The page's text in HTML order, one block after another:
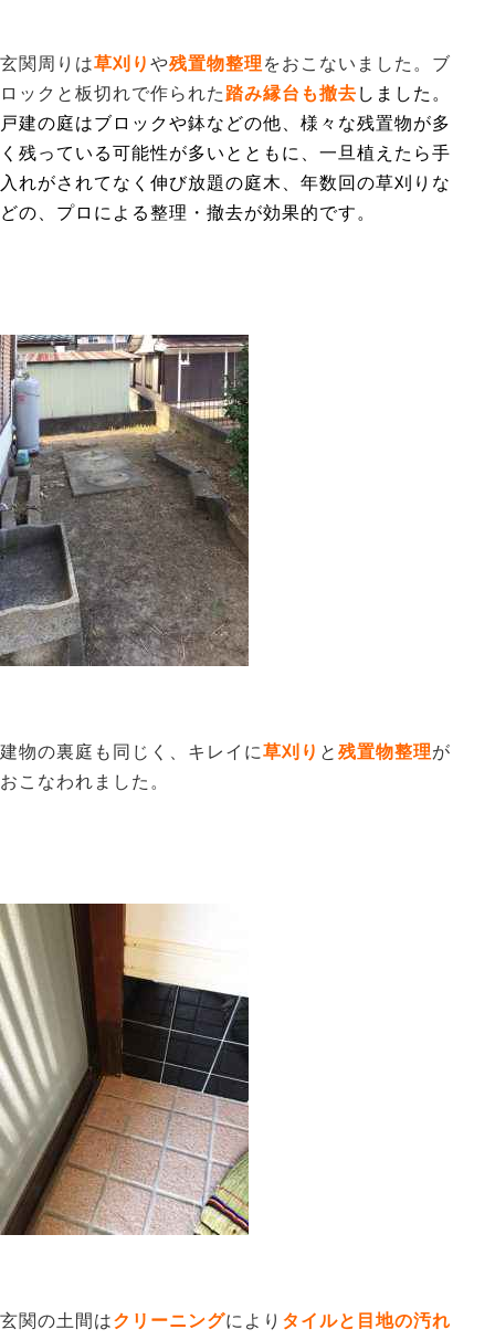
玄関周りは草刈り や残置物整理 をおこないました。 ブ
ロックと板切れで作られた 踏み縁台も撤去 しました。
戸建の庭はブロックや鉢などの他、様々な残置物が多
く残っている可能性が多いとともに、一旦植えたら手
入れがされてなく伸び放題の庭木、年数回の草刈りな
どの、プロによる整理・撤去が効果的です。
建物の裏庭も同じく、キレイに草刈り と 残置物整理が
おこなわれました。
玄関の土間はクリーニングにより タイルと目地の汚れ